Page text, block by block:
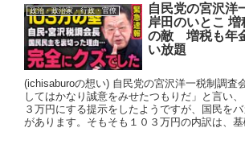
政治・政治家・行政・官僚
自民党の宮沢洋
岸田のいとこ
の敵 増税も年
い放題
(ichisaburoの想い) 自民党の宮沢洋一税制調査
してはかなり誠意をみせたつもりだ」と言い
３万円にする提示をしたようですが、国民を
があります。そもそも１０３万円の内訳は、